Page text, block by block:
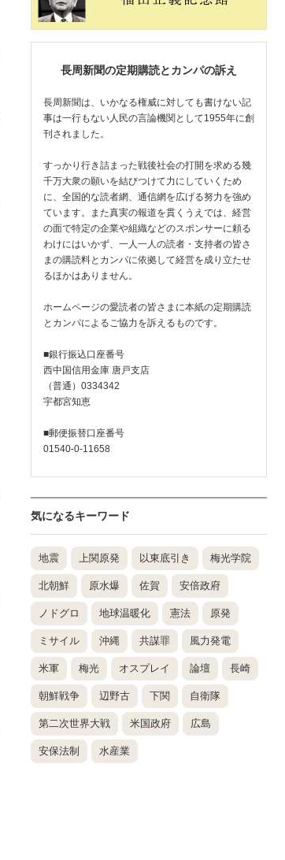
長周新聞の定期購読とカンパの訴え
長周新聞は、いかなる権威に対しても書けない記
事は一行もない人民の言論機関として1955年に創
刊されました。
すっかり行き詰まった戦後社会の打開を求める幾
千万大衆の願いを結びつけて力にしていくため
に、全国的な読者網、通信網を広げる努力を強め
ています。また真実の報道を貫くうえでは、経営
の面で特定の企業や組織などのスポンサーに頼る
わけにはいかず、一人一人の読者・支持者の皆さ
まの購読料とカンパに依拠して経営を成り立たせ
るほかはありません。
ホームページの愛読者の皆さまに本紙の定期購読
とカンパによるご協力を訴えるものです。
■銀行振込口座番号
西中国信用金庫 唐戸支店
（普通）0334342
宇都宮知恵
■郵便振替口座番号
01540-0-11658
気になるキーワード
地震 上関原発 以東底引き 梅光学院
北朝鮮 原水爆 佐賀 安倍政府
ノドグロ 地球温暖化 憲法 原発
ミサイル 沖縄 共謀罪 風力発電
米軍 梅光 オスプレイ 論壇 長崎
朝鮮戦争 辺野古 下関 自衛隊
第二次世界大戦 米国政府 広島
安保法制 水産業